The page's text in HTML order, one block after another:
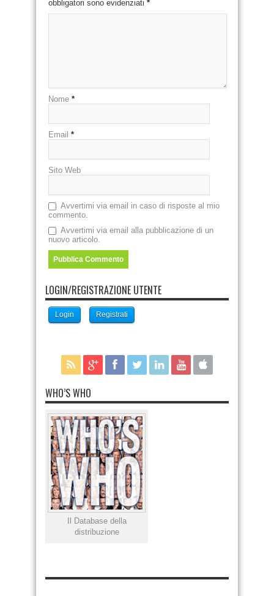
obbligatori sono evidenziati *
Nome *
Email *
Sito Web
Avvertimi via email in caso di risposte al mio
commento.
Avvertimi via email alla pubblicazione di un
nuovo articolo.
LOGIN/REGISTRAZIONE UTENTE
Login Registrati
WHO’S WHO
Il Database della
distribuzione